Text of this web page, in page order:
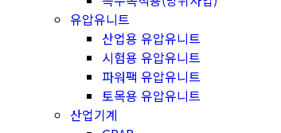
유압유니트
산업용 유압유니트
시험용 유압유니트
파워팩 유압유니트
토목용 유압유니트
산업기계